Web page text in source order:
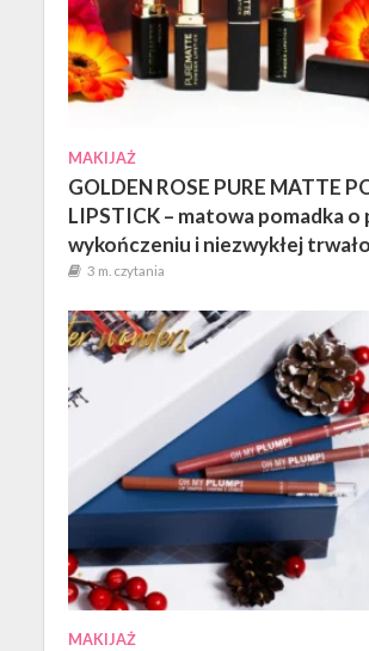
MAKIJAŻ
GOLDEN ROSE PURE MATTE
LIPSTICK – matowa pomadka
wykończeniu i niezwykłej
3 m. czytania
MAKIJAŻ